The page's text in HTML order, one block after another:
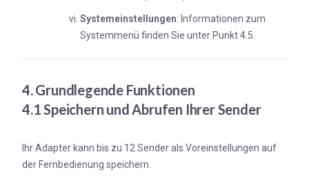
Systemeinstellungen: Informationen zum
Systemmenü finden Sie unter Punkt 4.5.
4. Grundlegende Funktionen
4.1 Speichern und Abrufen Ihrer Sender
Ihr Adapter kann bis zu 12 Sender als Voreinstellungen auf
der Fernbedienung speichern.